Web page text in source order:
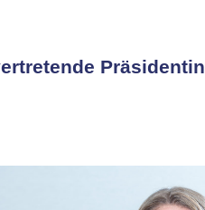
Präsidentin